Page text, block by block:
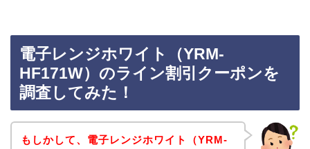
電子レンジホワイト（YRM-
HF171W）のライン割引クーポンを
調査してみた！
もしかして、電子レンジホワイト（YRM-